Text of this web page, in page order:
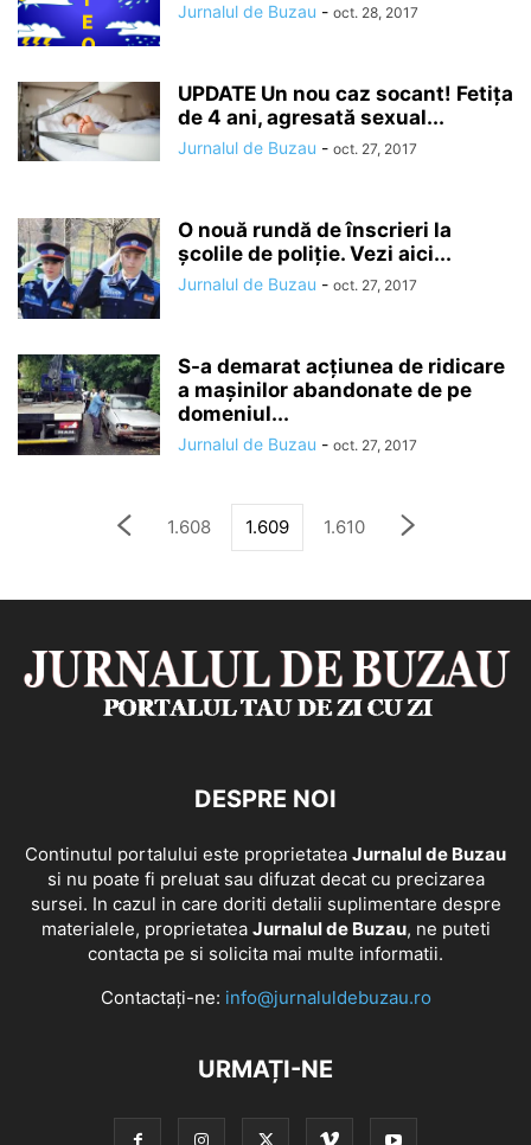
Jurnalul de Buzau - oct. 28, 2017
UPDATE Un nou caz socant! Fetița
de 4 ani, agresată sexual...
Jurnalul de Buzau - oct. 27, 2017
O nouă rundă de înscrieri la
şcolile de poliţie. Vezi aici...
Jurnalul de Buzau - oct. 27, 2017
S-a demarat acţiunea de ridicare
a maşinilor abandonate de pe
domeniul...
Jurnalul de Buzau - oct. 27, 2017
1.608 1.609 1.610
DESPRE NOI
Continutul portalului este proprietatea Jurnalul de Buzau
si nu poate fi preluat sau difuzat decat cu precizarea
sursei. In cazul in care doriti detalii suplimentare despre
materialele, proprietatea Jurnalul de Buzau, ne puteti
contacta pe si solicita mai multe informatii.
Contactați-ne: info@jurnaluldebuzau.ro
URMAȚI-NE